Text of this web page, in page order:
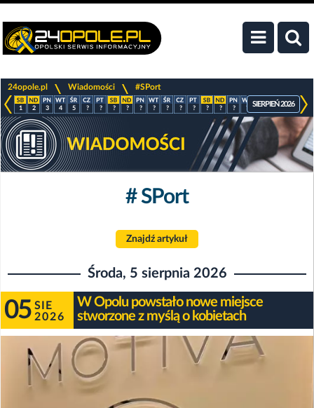
24opole.pl Wiadomości #SPort
1 2 3 4 5 ? ? ? ? ? ? ? ? ? ? ? ? ? ? ? ?
SIERPIEŃ 2026
# SPort
Znajdź artykuł
Środa, 5 sierpnia 2026
05 SIE
2026
W Opolu powstało nowe miejsce
stworzone z myślą o kobietach